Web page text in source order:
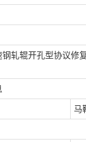
轧辊开孔型协议修
马